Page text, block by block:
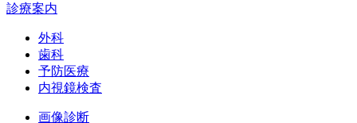
診療案内
外科
歯科
予防医療
内視鏡検査
画像診断